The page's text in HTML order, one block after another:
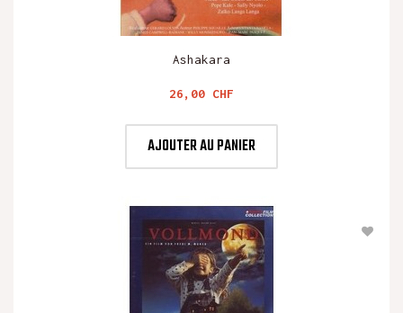
Ashakara
Prix
26,00 CHF
AJOUTER AU PANIER